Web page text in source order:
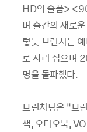
HD의 슬픔>
며 출간의 새로
렇듯 브런치는
로 자리 잡으며
명을 돌파했다.
브런치팀은 “브
책, 오디오북,